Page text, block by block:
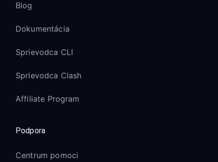
Blog
Dokumentácia
Sprievodca CLI
Sprievodca Clash
Affiliate Program
Podpora
Centrum pomoci